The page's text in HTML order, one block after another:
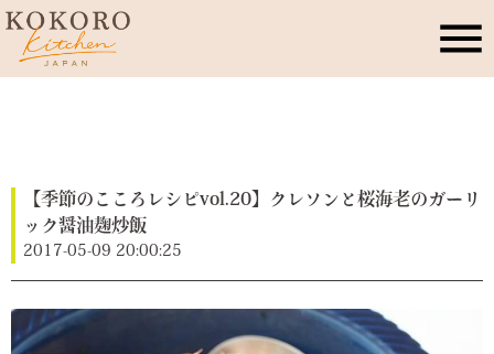
店舗情報
季節のこころレシピ
【季節のこころレシピvol.20】クレソンと桜海老のガーリ
ック醤油麹炒飯
2017-05-09 20:00:25